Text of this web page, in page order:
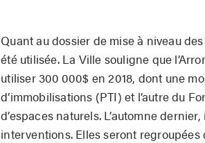
Quant au dossier de mise à niveau
été utilisée. La Ville souligne que
utiliser 300 000$ en 2018, dont une
d’immobilisations (PTI) et l’autre du
d’espaces naturels. L’automne
interventions. Elles seront